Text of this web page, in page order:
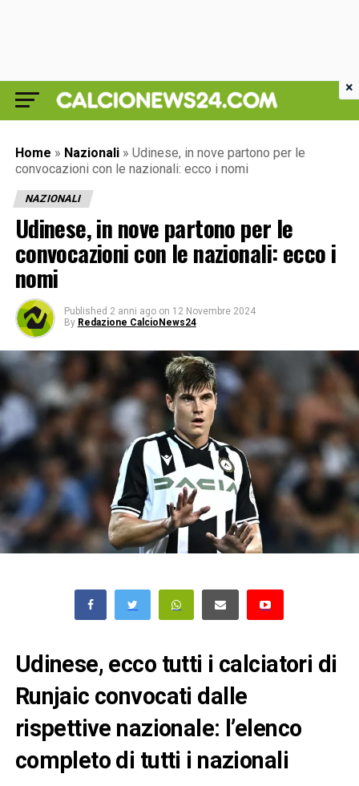
Home » Nazionali » Udinese, in nove partono per le
convocazioni con le nazionali: ecco i nomi
NAZIONALI
Udinese, in nove partono per le
convocazioni con le nazionali: ecco i
nomi
Published 2 anni ago on 12 Novembre 2024
By Redazione CalcioNews24
Udinese, ecco tutti i calciatori di
Runjaic convocati dalle
rispettive nazionale: l’elenco
completo di tutti i nazionali
×